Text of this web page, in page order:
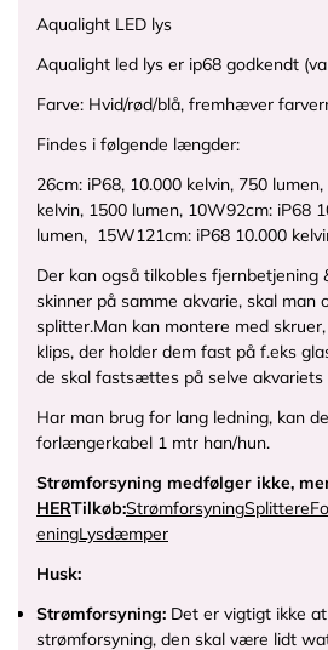
Aqualight LED lys
Aqualight led lys er ip68 godkendt
Farve: Hvid/rød/blå, fremhæver
Findes i følgende længder:
26cm: iP68, 10.000 kelvin, 750
kelvin, 1500 lumen, 10W92cm: iP68
lumen, 15W121cm: iP68 10.000
Der kan også tilkobles fjernbetjening
skinner på samme akvarie, skal man
splitter.Man kan montere med
klips, der holder dem fast på f.eks
de skal fastsættes på selve akvariets
Har man brug for lang ledning, kan
forlængerkabel 1 mtr han/hun.
Strømforsyning medfølger ikke,
HERTilkøb:StrømforsyningSplittere
eningLysdæmper
Husk:
Strømforsyning: Det er vigtigt ikke
strømforsyning, den skal være lidt